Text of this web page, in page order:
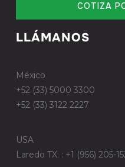
COTIZA
LLÁMANOS
México
+52 (33) 5000 3300
+52 (33) 3122 2227
USA
Laredo TX. : +1 (956) 205-